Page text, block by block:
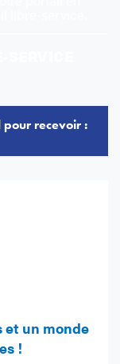
recevoir :
et un monde
!